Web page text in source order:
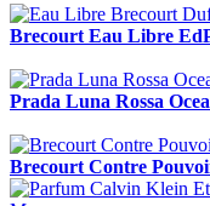
Brecourt Eau Libre
Prada Luna Rossa
Brecourt Contre